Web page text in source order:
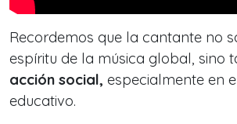
Recordemos que la cantante no
espíritu de la música global, sino
acción social, especialmente en
educativo.